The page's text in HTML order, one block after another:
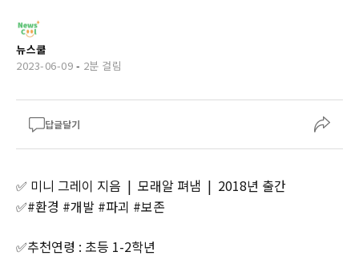
뉴스쿨
2023-06-09 - 2분 걸림
답글달기
✅ 미니 그레이 지음 | 모래알 펴냄 | 2018년 출간
✅#환경 #개발 #파괴 #보존
✅추천연령 : 초등 1-2학년